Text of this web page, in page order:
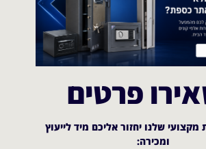
פרטים
שלנו יחזור אליכם מיד לייעוץ
ומכירה:​